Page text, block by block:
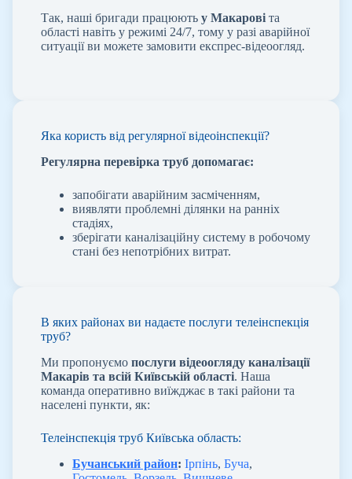
Так, наші бригади працюють у Макарові та
області навіть у режимі 24/7, тому у разі аварійної
ситуації ви можете замовити експрес-відеоогляд.
Яка користь від регулярної відеоінспекції?
Регулярна перевірка труб допомагає:
запобігати аварійним засміченням,
виявляти проблемні ділянки на ранніх
стадіях,
зберігати каналізаційну систему в робочому
стані без непотрібних витрат.
В яких районах ви надаєте послуги телеінспекція
труб?
Ми пропонуємо послуги відеоогляду каналізації
Макарів та всій Київській області. Наша
команда оперативно виїжджає в такі райони та
населені пункти, як:
Телеінспекція труб Київська область:
Бучанський район: Ірпінь, Буча,